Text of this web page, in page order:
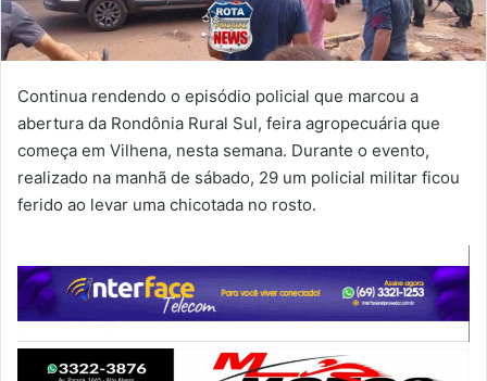
Continua rendendo o episódio policial que marcou a
abertura da Rondônia Rural Sul, feira agropecuária que
começa em Vilhena, nesta semana. Durante o evento,
realizado na manhã de sábado, 29 um policial militar ficou
ferido ao levar uma chicotada no rosto.